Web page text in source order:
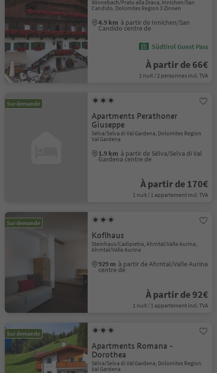
Winnebach/Prato alla Drava, Innichen/San
Candido, Dolomites Region 3 Zinnen
4.9 km à partir de Innichen/San
Candido centre de
Südtirol Guest Pass
À partir de 66€
1 nuit / 2 personnes incl. TVA
Sur demande
Apartments Perathoner
Giuseppe
Sëlva/Selva di Val Gardena, Dolomites Region
Val Gardena
1.9 km à partir de Sëlva/Selva di Val
Gardena centre de
À partir de 170€
1 nuit / 1 appartement incl. TVA
Sur demande
Koflhaus
Steinhaus/Cadipietra, Ahrntal/Valle Aurina,
Ahrntal/Valle Aurina
929 m à partir de Ahrntal/Valle Aurina
centre de
À partir de 92€
1 nuit / 1 appartement incl. TVA
Sur demande
Apartments Romana -
Dorothea
Sëlva/Selva di Val Gardena, Dolomites Region
Val Gardena